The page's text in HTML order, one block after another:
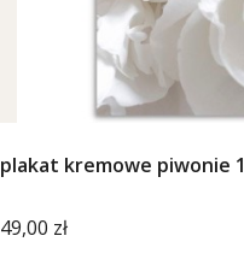
plakat kremowe piwonie 1
Cena
49,00 zł